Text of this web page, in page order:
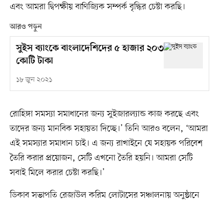
এবং আমরা দ্বিপক্ষীয় বাণিজ্যিক সম্পর্ক বৃদ্ধির চেষ্টা করছি।
আরও পড়ুন
সুইস ব্যাংকে বাংলাদেশিদের ৫ হাজার ২০৩
কোটি টাকা
১৮ জুন ২০২১
রোহিঙ্গা সমস্যা সমাধানের জন্য সুইজারল্যান্ড কাজ করছে এবং
তাদের জন্য মানবিক সহায়তা দিচ্ছে।’ তিনি আরও বলেন, ‘আমরা
এই সমস্যার সমাধান চাই। এ জন্য রাখাইনে যে সহায়ক পরিবেশ
তৈরি করার প্রয়োজন, সেটি এখনো তৈরি হয়নি। আমরা সেটি
সবাই মিলে করার চেষ্টা করছি।’
ডিকাব সভাপতি রেজাউল করিম লোটাসের সঞ্চালনায় অনুষ্ঠানে